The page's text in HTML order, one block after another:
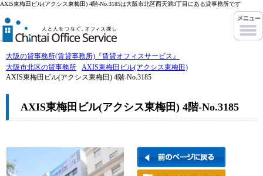
AXIS東梅田ビル(アクシス東梅田) 4階-No.3185は大阪市北区西天満3丁目にある貸事務所です
大阪の貸事務所(賃貸事務所)『賃貸オフィスサービス』
大阪市北区の貸事務所
AXIS東梅田ビル(アクシス東梅田)
AXIS東梅田ビル(アクシス東梅田) 4階-No.3185
AXIS東梅田ビル(アクシス東梅田) 4階-No.3185